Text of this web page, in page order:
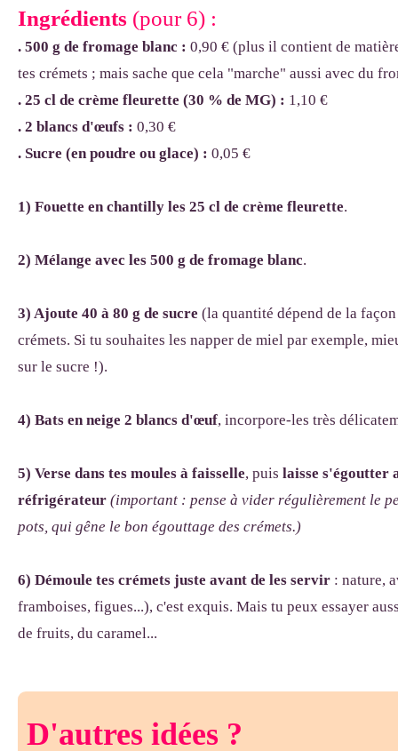
Ingrédients (pour 6) :
. 500 g de fromage blanc : 0,90 € (plus il contient de
tes crémets ; mais sache que cela "marche" aussi avec du
. 25 cl de crème fleurette (30 % de MG) : 1,10 €
. 2 blancs d'œufs : 0,30 €
. Sucre (en poudre ou glace) : 0,05 €
1) Fouette en chantilly les 25 cl de crème fleurette.
2) Mélange avec les 500 g de fromage blanc.
3) Ajoute 40 à 80 g de sucre (la quantité dépend de la
crémets. Si tu souhaites les napper de miel par exemple,
sur le sucre !).
4) Bats en neige 2 blancs d'œuf, incorpore-les très
5) Verse dans tes moules à faisselle, puis laisse s'égoutter
réfrigérateur (important : pense à vider régulièrement le
pots, qui gêne le bon égouttage des crémets.)
6) Démoule tes crémets juste avant de les servir : nature,
framboises, figues...), c'est exquis. Mais tu peux essayer
de fruits, du caramel...
D'autres idées ?